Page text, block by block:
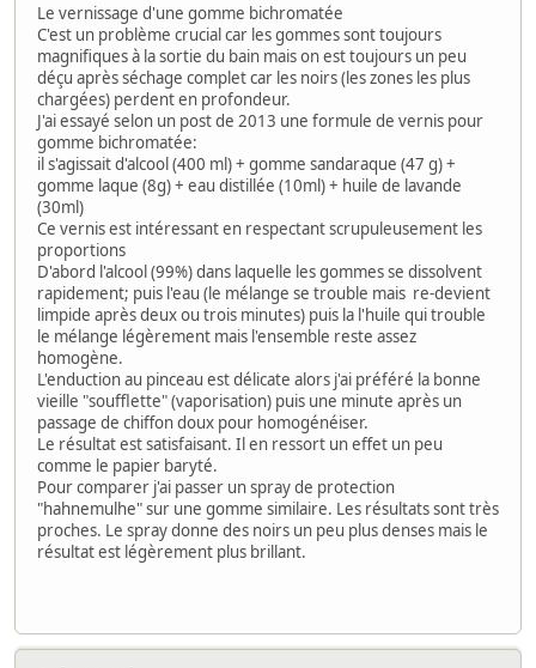
Le vernissage d'une gomme bichromatée
C'est un problème crucial car les gommes sont toujours
magnifiques à la sortie du bain mais on est toujours un peu
déçu après séchage complet car les noirs (les zones les plus
chargées) perdent en profondeur.
J'ai essayé selon un post de 2013 une formule de vernis pour
gomme bichromatée:
il s'agissait d'alcool (400 ml) + gomme sandaraque (47 g) +
gomme laque (8g) + eau distillée (10ml) + huile de lavande
(30ml)
Ce vernis est intéressant en respectant scrupuleusement les
proportions
D'abord l'alcool (99%) dans laquelle les gommes se dissolvent
rapidement; puis l'eau (le mélange se trouble mais re-devient
limpide après deux ou trois minutes) puis la l'huile qui trouble
le mélange légèrement mais l'ensemble reste assez
homogène.
L'enduction au pinceau est délicate alors j'ai préféré la bonne
vieille "soufflette" (vaporisation) puis une minute après un
passage de chiffon doux pour homogénéiser.
Le résultat est satisfaisant. Il en ressort un effet un peu
comme le papier baryté.
Pour comparer j'ai passer un spray de protection
"hahnemulhe" sur une gomme similaire. Les résultats sont très
proches. Le spray donne des noirs un peu plus denses mais le
résultat est légèrement plus brillant.